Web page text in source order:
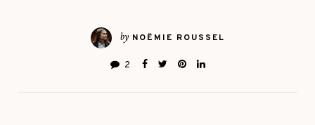
by NOËMIE ROUSSEL
2